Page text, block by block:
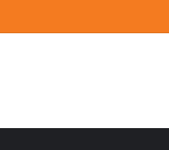
2026